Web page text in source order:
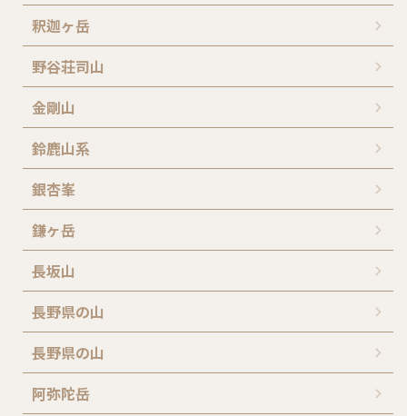
釈迦ヶ岳
野谷荘司山
金剛山
鈴鹿山系
銀杏峯
鎌ヶ岳
長坂山
長野県の山
長野県の山
阿弥陀岳